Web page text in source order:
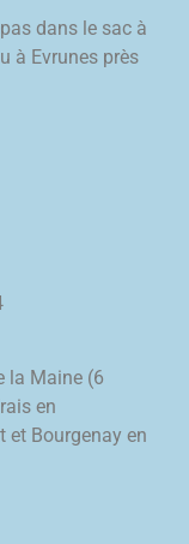
dans le sac à
à Evrunes près
la Maine (6
en
et Bourgenay en